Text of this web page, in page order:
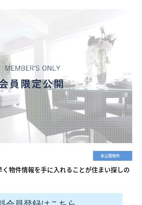
未公開物件
物件情報を手に入れることが住まい探しの